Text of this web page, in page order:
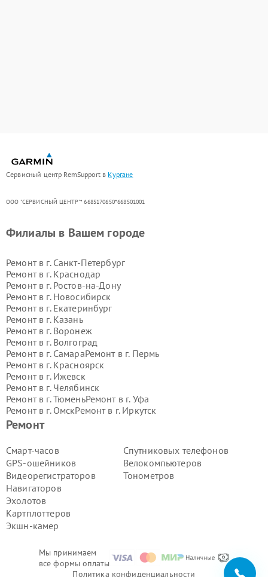
Сервисный центр RemSupport в Кургане
ООО "СЕРВИСНЫЙ ЦЕНТР"* 6685170650*668501001
Мы принимаем
все формы оплаты
Ремонт
Смарт-часов
GPS-ошейников
Видеорегистраторов
Навигаторов
Эхолотов
Картплоттеров
Экшн-камер
Спутниковых телефонов
Велокомпьютеров
Тонометров
Филиалы в Вашем городе
Ремонт в г. Санкт-Петербург
Ремонт в г. Краснодар
Ремонт в г. Ростов-на-Дону
Ремонт в г. Новосибирск
Ремонт в г. Екатеринбург
Ремонт в г. Казань
Ремонт в г. Воронеж
Ремонт в г. Волгоград
Ремонт в г. СамараРемонт в г. Пермь
Ремонт в г. Красноярск
Ремонт в г. Ижевск
Ремонт в г. Челябинск
Ремонт в г.ТюменьРемонт в г. Уфа
Ремонт в г. ОмскРемонт в г. Иркутск
Ремонт в г.
Ремонт в г.
Ремонт в г.Тольятти
Ремонт в г.Хабаровск
Ремонт в г.Томск
Ремонт в г.Ульяновск
Ремонт в г.
Ремонт в г.Архангельск
Ремонт в г.Астрахань
Ремонт в г.
Ремонт в г. Брянск
Ремонт в г. Владивосток
Политика конфиденциальности